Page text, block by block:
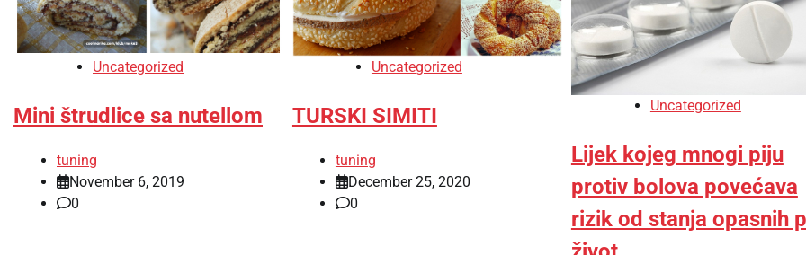
Uncategorized
Mini štrudlice sa nutellom
tuning
November 6, 2019
0
Uncategorized
TURSKI SIMITI
tuning
December 25, 2020
0
Uncategorized
Lijek kojeg mnogi piju
protiv bolova povećava
rizik od stanja opasnih